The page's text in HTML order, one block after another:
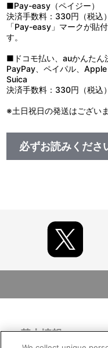
■Pay-easy（ペイジー）
決済手数料：330円（税込）
「Pay-easy」マークが貼
す。
■ドコモ払い、auかんたん
PayPay、ペイパル、
Suica
決済手数料：330円（税込）
※土日祝日の発送はございま
必ずお読みくださ
ざいます。
※本商品は、今後一般店舗
があります。
※撮影環境やご利用のモニ
る場合がございます。
※商品画像はイメージです
ます。あらかじめご了承く
※すでにご注文しているか
■ご注文・お支払いについ
※決済方法は「カード決済
基本情報